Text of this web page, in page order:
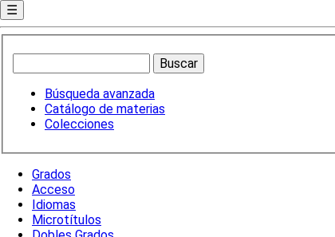
☰
Búsqueda avanzada
Catálogo de materias
Colecciones
Grados
Acceso
Idiomas
Microtítulos